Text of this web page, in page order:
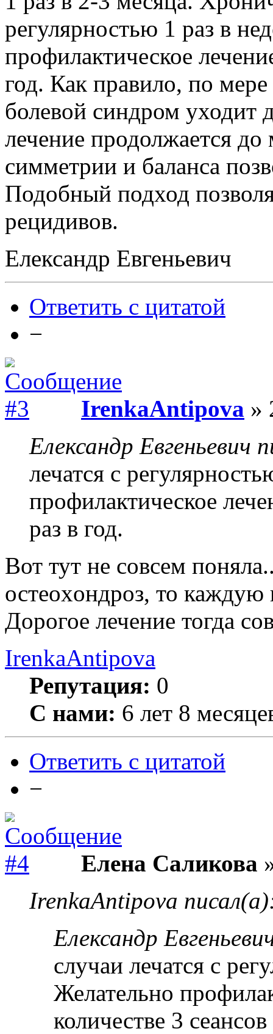
регулярностью 1 раз в
профилактическое
год. Как правило, по мере
болевой синдром уходит
лечение продолжается
симметрии и баланса
Подобный подход
рецидивов.
Елександр Евгеньевич
Ответить с цитатой
−
IrenkaAntipova »
Елександр Евгеньевич
лечатся с
профилактическое
раз в год.
Вот тут не совсем
остеоxондроз, то
Дорогое лечение тогда
IrenkaAntipova
Репутация: 0
С нами: 6 лет 8
Ответить с цитатой
−
Елена Саликова
IrenkaAntipova
Елександр
случаи лечатся с
Желательно
количестве 3